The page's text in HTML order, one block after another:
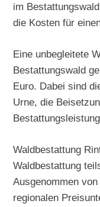
im
die Kosten für
Eine unbegleitete
Bestattungswald
Euro. Dabei sind
Urne, die
Waldbestattung
Waldbestattung
Ausgenommen
regionalen